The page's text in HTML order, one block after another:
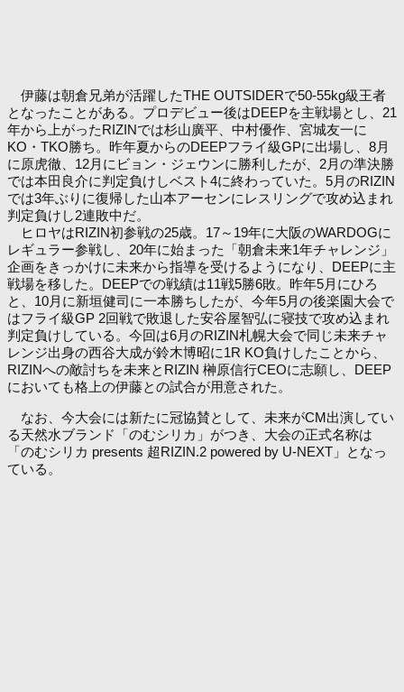
伊藤は朝倉兄弟が活躍したTHE OUTSIDERで50-55kg級王者
となったことがある。プロデビュー後はDEEPを主戦場とし、21
年から上がったRIZINでは杉山廣平、中村優作、宮城友一に
KO・TKO勝ち。昨年夏からのDEEPフライ級GPに出場し、8月
に原虎徹、12月にビョン・ジェウンに勝利したが、2月の準決勝
では本田良介に判定負けしベスト4に終わっていた。5月のRIZIN
では3年ぶりに復帰した山本アーセンにレスリングで攻め込まれ
判定負けし2連敗中だ。
ヒロヤはRIZIN初参戦の25歳。17～19年に大阪のWARDOGに
レギュラー参戦し、20年に始まった「朝倉未来1年チャレンジ」
企画をきっかけに未来から指導を受けるようになり、DEEPに主
戦場を移した。DEEPでの戦績は11戦5勝6敗。昨年5月にひろ
と、10月に新垣健司に一本勝ちしたが、今年5月の後楽園大会で
はフライ級GP 2回戦で敗退した安谷屋智弘に寝技で攻め込まれ
判定負けしている。今回は6月のRIZIN札幌大会で同じ未来チャ
レンジ出身の西谷大成が鈴木博昭に1R KO負けしたことから、
RIZINへの敵討ちを未来とRIZIN 榊原信行CEOに志願し、DEEP
においても格上の伊藤との試合が用意された。
なお、今大会には新たに冠協賛として、未来がCM出演してい
る天然水ブランド「のむシリカ」がつき、大会の正式名称は
「のむシリカ presents 超RIZIN.2 powered by U-NEXT」となっ
ている。